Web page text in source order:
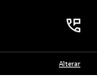
Alterar